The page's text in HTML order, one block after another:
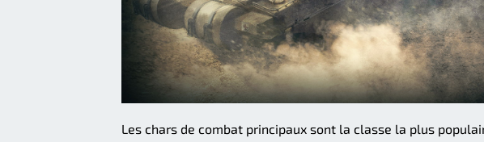
Les chars de combat principaux sont la classe la plus